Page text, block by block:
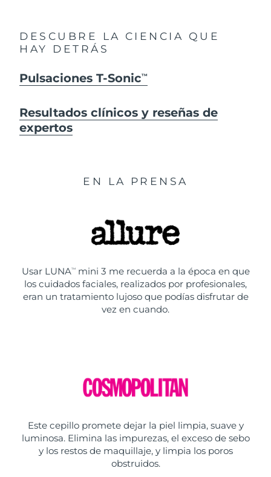
DESCUBRE LA CIENCIA QUE
HAY DETRÁS
Pulsaciones T-SonicTM
Resultados clínicos y reseñas de
expertos
EN LA PRENSA
Usar LUNATMmini 3 me recuerda a la época en que
los cuidados faciales, realizados por profesionales,
eran un tratamiento lujoso que podías disfrutar de
vez en cuando.
Este cepillo promete dejar la piel limpia, suave y
luminosa. Elimina las impurezas, el exceso de sebo
y los restos de maquillaje, y limpia los poros
obstruidos.